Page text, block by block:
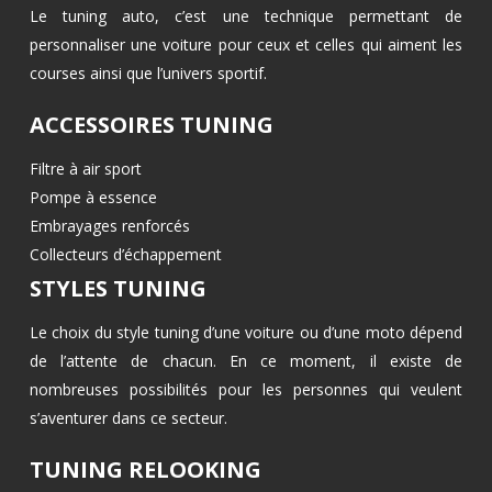
Le tuning auto, c’est une technique permettant de
personnaliser une voiture pour ceux et celles qui aiment les
courses ainsi que l’univers sportif.
ACCESSOIRES TUNING
Filtre à air sport
Pompe à essence
Embrayages renforcés
Collecteurs d’échappement
STYLES TUNING
Le choix du style tuning d’une voiture ou d’une moto dépend
de l’attente de chacun. En ce moment, il existe de
nombreuses possibilités pour les personnes qui veulent
s’aventurer dans ce secteur.
TUNING RELOOKING